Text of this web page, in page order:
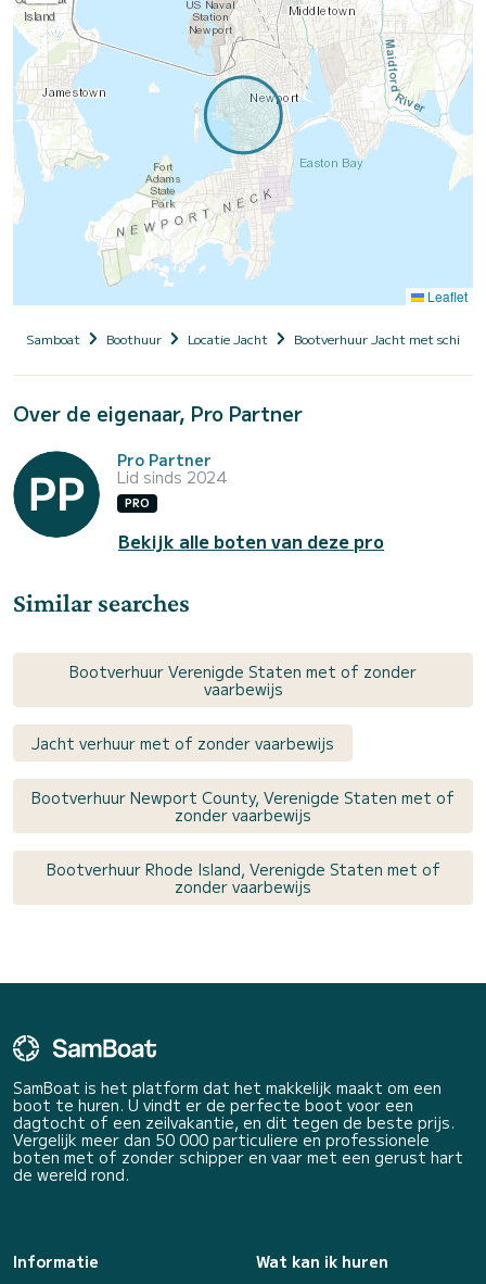
Leaflet
Samboat Boothuur Locatie Jacht Bootverhuur Jacht met schipper
Over de eigenaar, Pro Partner
Pro Partner
Lid sinds 2024
PRO
Bekijk alle boten van deze pro
Similar searches
Bootverhuur Verenigde Staten met of zonder
vaarbewijs
Jacht verhuur met of zonder vaarbewijs
Bootverhuur Newport County, Verenigde Staten met of
zonder vaarbewijs
Bootverhuur Rhode Island, Verenigde Staten met of
zonder vaarbewijs
SamBoat is het platform dat het makkelijk maakt om een
boot te huren. U vindt er de perfecte boot voor een
dagtocht of een zeilvakantie, en dit tegen de beste prijs.
Vergelijk meer dan 50 000 particuliere en professionele
boten met of zonder schipper en vaar met een gerust hart
de wereld rond.
Informatie
Wat kan ik huren